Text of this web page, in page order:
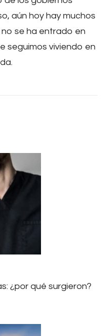
aún hoy hay muchos
se ha entrado en
seguimos viviendo en
¿por qué surgieron?